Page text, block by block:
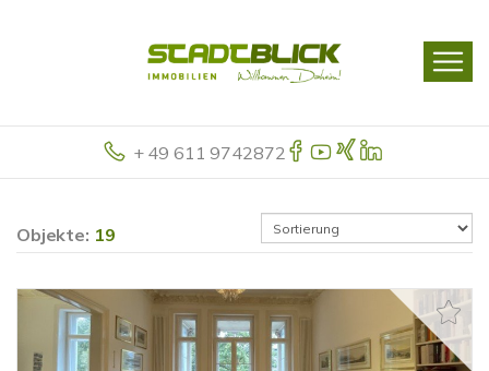
+ 49 611 9742872
Objekte: 19